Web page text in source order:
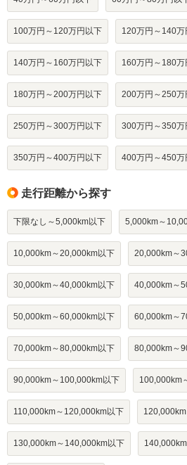
100万円～120万円以下 120万円～140万
140万円～160万円以下 160万円～180万
180万円～200万円以下 200万円～250万
250万円～300万円以下 300万円～350万
350万円～400万円以下 400万円～450万
走行距離から探す
下限なし～5,000km以下 5,000km～
10,000km～20,000km以下 20,000km～
30,000km～40,000km以下 40,000km～
50,000km～60,000km以下 60,000km～
70,000km～80,000km以下 80,000km～
90,000km～100,000km以下 100,000km
110,000km～120,000km以下
130,000km～140,000km以下